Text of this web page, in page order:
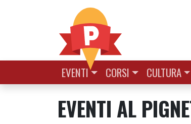
EVENTI CORSI CULTURA
EVENTI AL